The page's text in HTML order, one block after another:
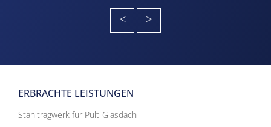
<
>
ERBRACHTE LEISTUNGEN
Stahltragwerk für Pult-Glasdach